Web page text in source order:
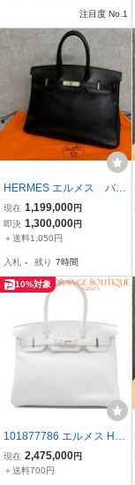
注目度 No.1
HERMES エルメス バー
キン35 □D 刻印 希少
なシェーブル 本革 ハ
ンドバッグ ブラック
現在 1,199,000円
即決 1,300,000円
＋送料1,050円
入札 - 残り 7時間
10%対象
101877786 エルメス HE
RMES バーキン30 T刻印
ホワイト シルバー金具 ト
現在 2,475,000円
＋送料700円